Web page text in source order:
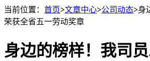
当前位置： 首页>文章中心>公司动态>身
荣获全省五一劳动奖章
身边的榜样！我司